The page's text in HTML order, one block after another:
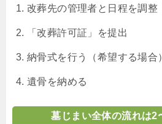
改葬先の管理者と日程を調整
「改葬許可証」を提出
納骨式を行う（希望する場合
遺骨を納める
墓じまい全体の流れは2